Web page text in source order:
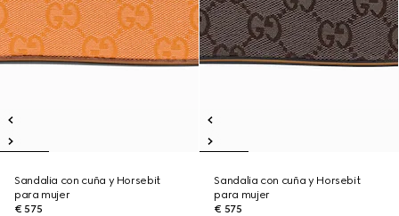
Sandalia con cuña y Horsebit
para mujer
€ 575
Sandalia con cuña y Horsebit
para mujer
€ 575